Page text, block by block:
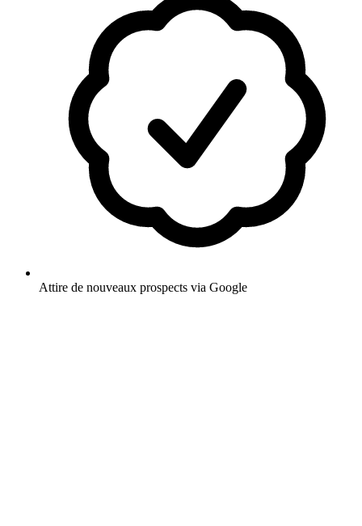
Attire de nouveaux prospects via Google